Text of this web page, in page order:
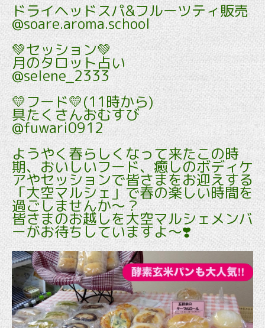
ドライヘッドスパ&フルーツティ販売
@soare.aroma.school
💚セッション💚
月のタロット占い
@selene_2333
💛フード💛(11時から)
具たくさんおむすび
@fuwari0912
ようやく春らしくなって来たこの時
期、おいしいフード、癒しのボディケ
アやセッションで皆さまをお迎えする
「大空マルシェ」で春の楽しい時間を
過ごしませんか～？
皆さまのお越しを大空マルシェメンバ
ーがお待ちしていますよ～❣️